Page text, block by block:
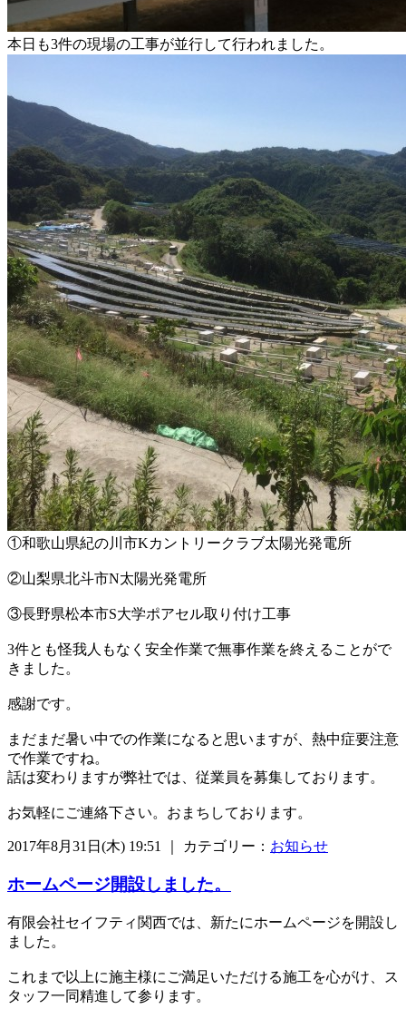
本日も3件の現場の工事が並行して行われました。
①和歌山県紀の川市Kカントリークラブ太陽光発電所
②山梨県北斗市N太陽光発電所
③長野県松本市S大学ポアセル取り付け工事
3件とも怪我人もなく安全作業で無事作業を終えることがで
きました。
感謝です。
まだまだ暑い中での作業になると思いますが、熱中症要注意
で作業ですね。
話は変わりますが弊社では、従業員を募集しております。
お気軽にご連絡下さい。おまちしております。
2017年8月31日(木) 19:51 ｜ カテゴリー： お知らせ
ホームページ開設しました。
有限会社セイフティ関西では、新たにホームページを開設し
ました。
これまで以上に施主様にご満足いただける施工を心がけ、ス
タッフ一同精進して参ります。